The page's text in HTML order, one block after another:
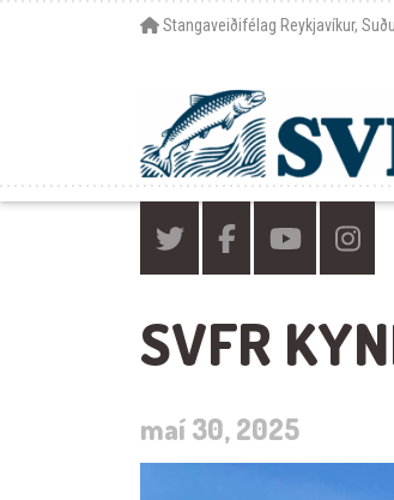
Stangaveiðifélag Reykjavíkur,
SVFR
maí 30, 2025